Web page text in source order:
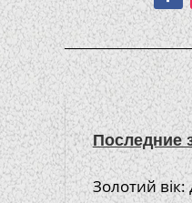
Последние
Золотий